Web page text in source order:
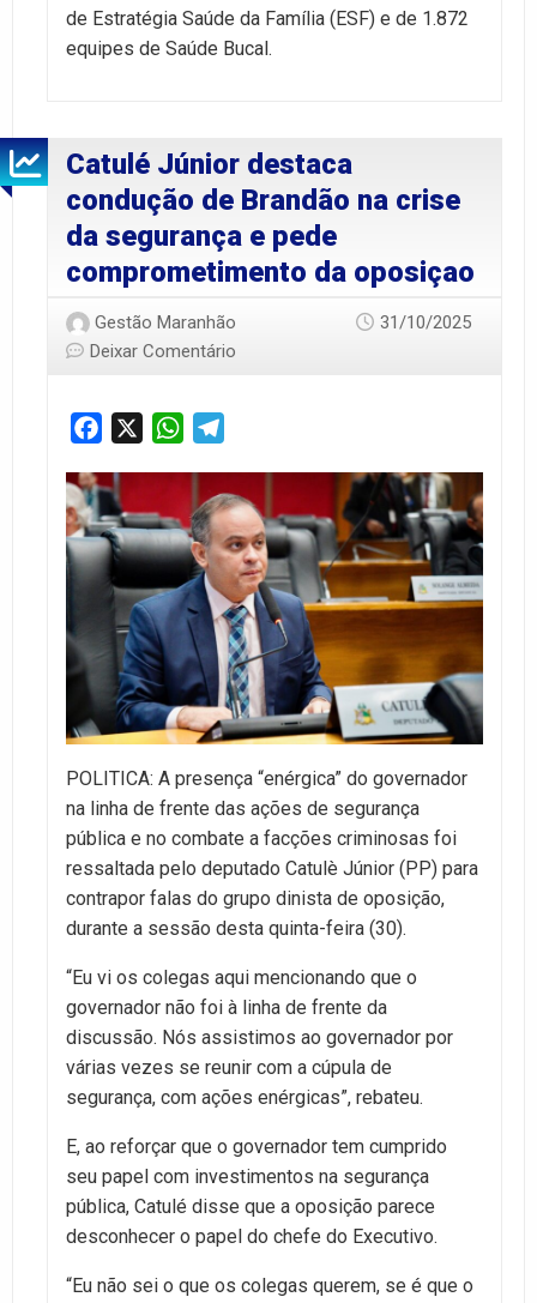
de Estratégia Saúde da Família (ESF) e de 1.872
equipes de Saúde Bucal.
Catulé Júnior destaca
condução de Brandão na crise
da segurança e pede
comprometimento da oposiçao
Gestão Maranhão
31/10/2025
Deixar Comentário
Facebook WhatsApp
POLITICA: A presença “enérgica” do governador
na linha de frente das ações de segurança
pública e no combate a facções criminosas foi
ressaltada pelo deputado Catulè Júnior (PP) para
contrapor falas do grupo dinista de oposição,
durante a sessão desta quinta-feira (30).
“Eu vi os colegas aqui mencionando que o
governador não foi à linha de frente da
discussão. Nós assistimos ao governador por
várias vezes se reunir com a cúpula de
segurança, com ações enérgicas”, rebateu.
E, ao reforçar que o governador tem cumprido
seu papel com investimentos na segurança
pública, Catulé disse que a oposição parece
desconhecer o papel do chefe do Executivo.
“Eu não sei o que os colegas querem, se é que o